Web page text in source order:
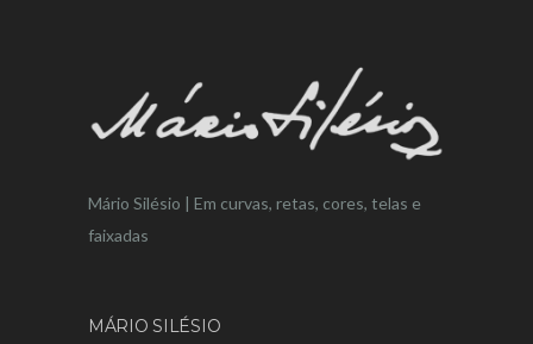
Mário Silésio | Em curvas, retas, cores, telas e
faixadas
MÁRIO SILÉSIO